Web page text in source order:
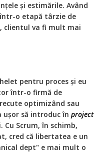
și estimările. Având
o etapă târzie de
clientul va fi mult mai
pentru proces și eu
într-o firmă de
optimizând sau
ușor să introduc în project
Scrum, în schimb,
cred că libertatea e un
dept" e mai mult o